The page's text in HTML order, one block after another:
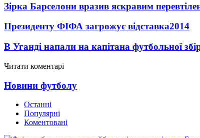
Зірка Барселони вразив яскравим
Президенту ФІФА загрожує відставка2014
В Уганді напали на капітана футбольної
Читати коментарі
Новини футболу
Останні
Популярні
Коментовані